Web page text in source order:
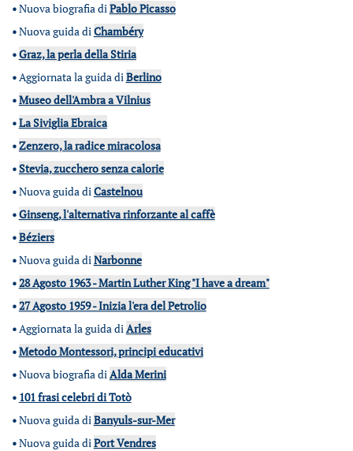
•Nuova biografia diPablo Picasso
•Nuova guida diChambéry
•Graz, la perla della Stiria
•Aggiornata la guida diBerlino
•Museo dell'Ambra a Vilnius
•La Siviglia Ebraica
•Zenzero, la radice miracolosa
•Stevia, zucchero senza calorie
•Nuova guida diCastelnou
•Ginseng, l'alternativa rinforzante al caffè
•Béziers
•Nuova guida diNarbonne
•28 Agosto 1963 - Martin Luther King "I have a dream"
•27 Agosto 1959 - Inizia l'era del Petrolio
•Aggiornata la guida diArles
•Metodo Montessori, principi educativi
•Nuova biografia diAlda Merini
• 101 frasi celebri di Totò
•Nuova guida diBanyuls-sur-Mer
•Nuova guida diPort Vendres